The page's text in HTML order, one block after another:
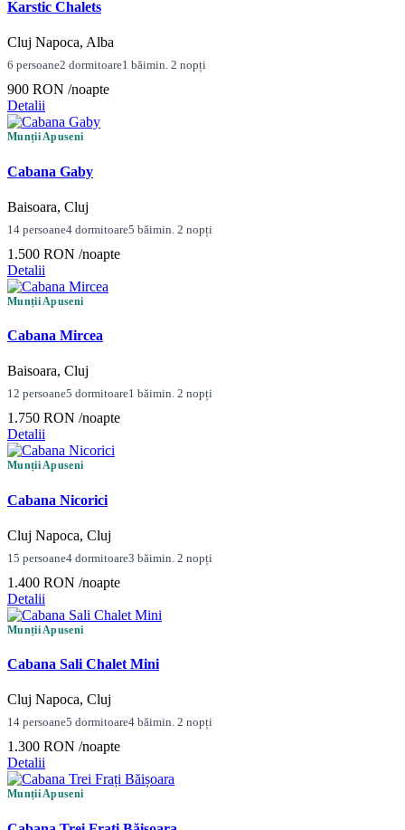
Karstic Chalets
Cluj Napoca, Alba
6 persoane2 dormitoare1 băimin. 2 nopți
900 RON /noapte
Detalii
Munții Apuseni
Cabana Gaby
Baisoara, Cluj
14 persoane4 dormitoare5 băimin. 2 nopți
1.500 RON /noapte
Detalii
Munții Apuseni
Cabana Mircea
Baisoara, Cluj
12 persoane5 dormitoare1 băimin. 2 nopți
1.750 RON /noapte
Detalii
Munții Apuseni
Cabana Nicorici
Cluj Napoca, Cluj
15 persoane4 dormitoare3 băimin. 2 nopți
1.400 RON /noapte
Detalii
Munții Apuseni
Cabana Sali Chalet Mini
Cluj Napoca, Cluj
14 persoane5 dormitoare4 băimin. 2 nopți
1.300 RON /noapte
Detalii
Munții Apuseni